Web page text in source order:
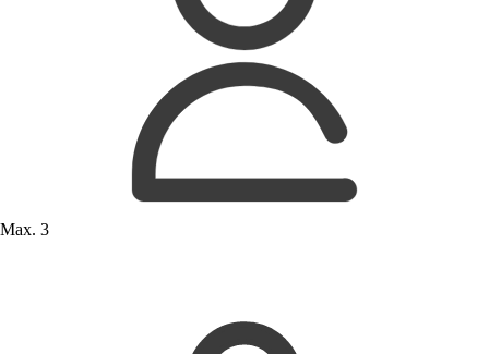
Max. 3